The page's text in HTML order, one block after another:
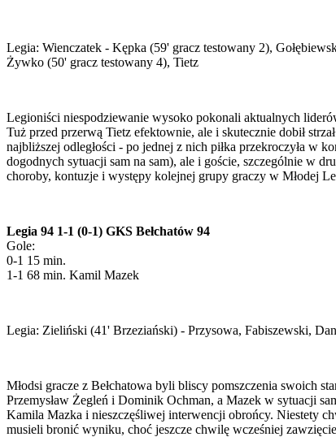
Legia: Wienczatek - Kępka (59' gracz testowany 2),
Żywko (50' gracz testowany 4), Tietz
Legioniści niespodziewanie wysoko pokonali aktualnych
Tuż przed przerwą Tietz efektownie, ale i skutecznie dobił
najbliższej odległości - po jednej z nich piłka przekroczyła w
dogodnych sytuacji sam na sam), ale i goście, szczególnie w
choroby, kontuzje i występy kolejnej grupy graczy w Młodej
Legia 94 1-1 (0-1) GKS Bełchatów 94
Gole:
0-1 15 min.
1-1 68 min. Kamil Mazek
Legia: Zieliński (41' Brzeziański) - Przysowa, Fabiszewski,
Młodsi gracze z Bełchatowa byli bliscy pomszczenia swoich
Przemysław Żegleń i Dominik Ochman, a Mazek w sytuacji
Kamila Mazka i nieszczęśliwej interwencji obrońcy. Niestety
musieli bronić wyniku, choć jeszcze chwilę wcześniej